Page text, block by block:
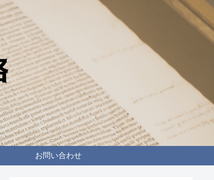
お問い合わせ